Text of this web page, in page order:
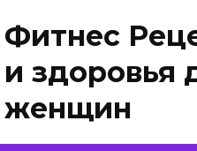
Фитнес
и здоровья
женщин